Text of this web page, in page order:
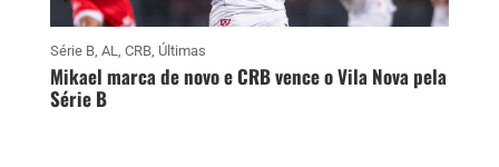
Série B, AL, CRB, Últimas
Mikael marca de novo e CRB vence o Vila Nova pela
Série B